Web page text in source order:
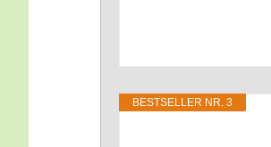
BEST­SEL­LER NR. 3